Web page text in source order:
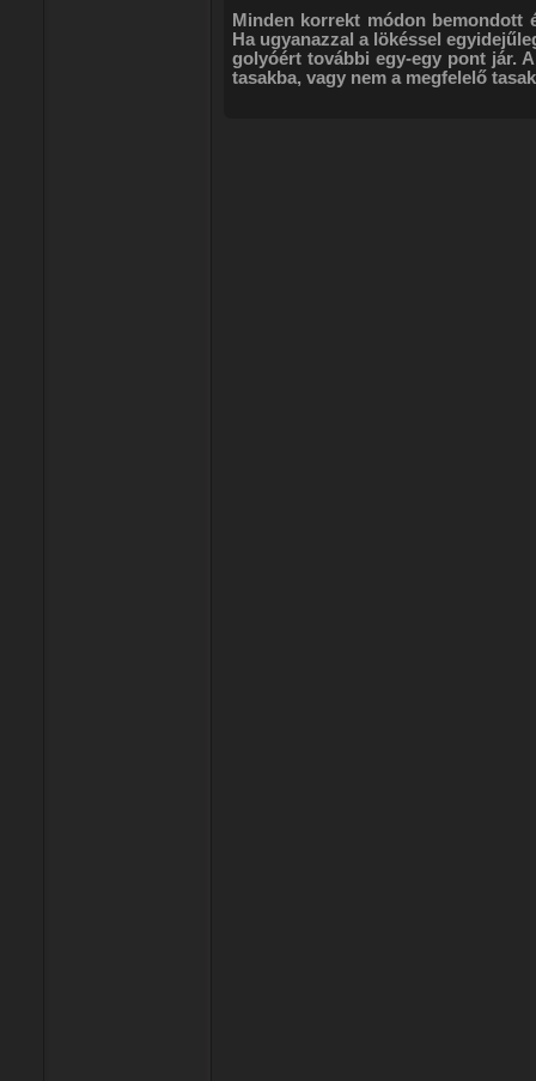
Minden korrekt módon bemondott
Ha ugyanazzal a lökéssel
golyóért további egy-egy pont jár.
tasakba, vagy nem a megfelelő